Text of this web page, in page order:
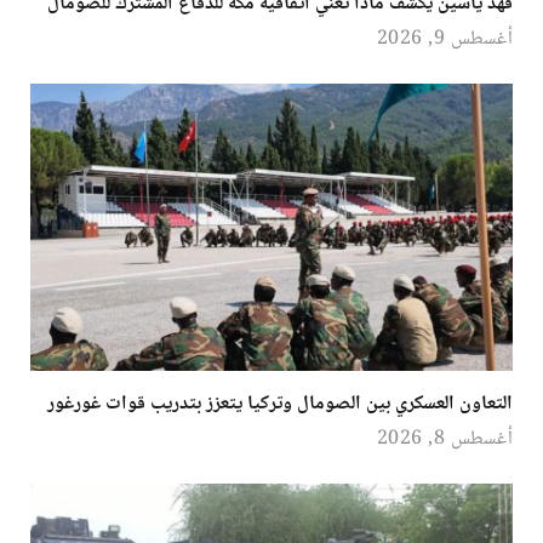
أغسطس 9, 2026
التعاون العسكري بين الصومال وتركيا يتعزز بتدريب قوات غورغور
أغسطس 8, 2026